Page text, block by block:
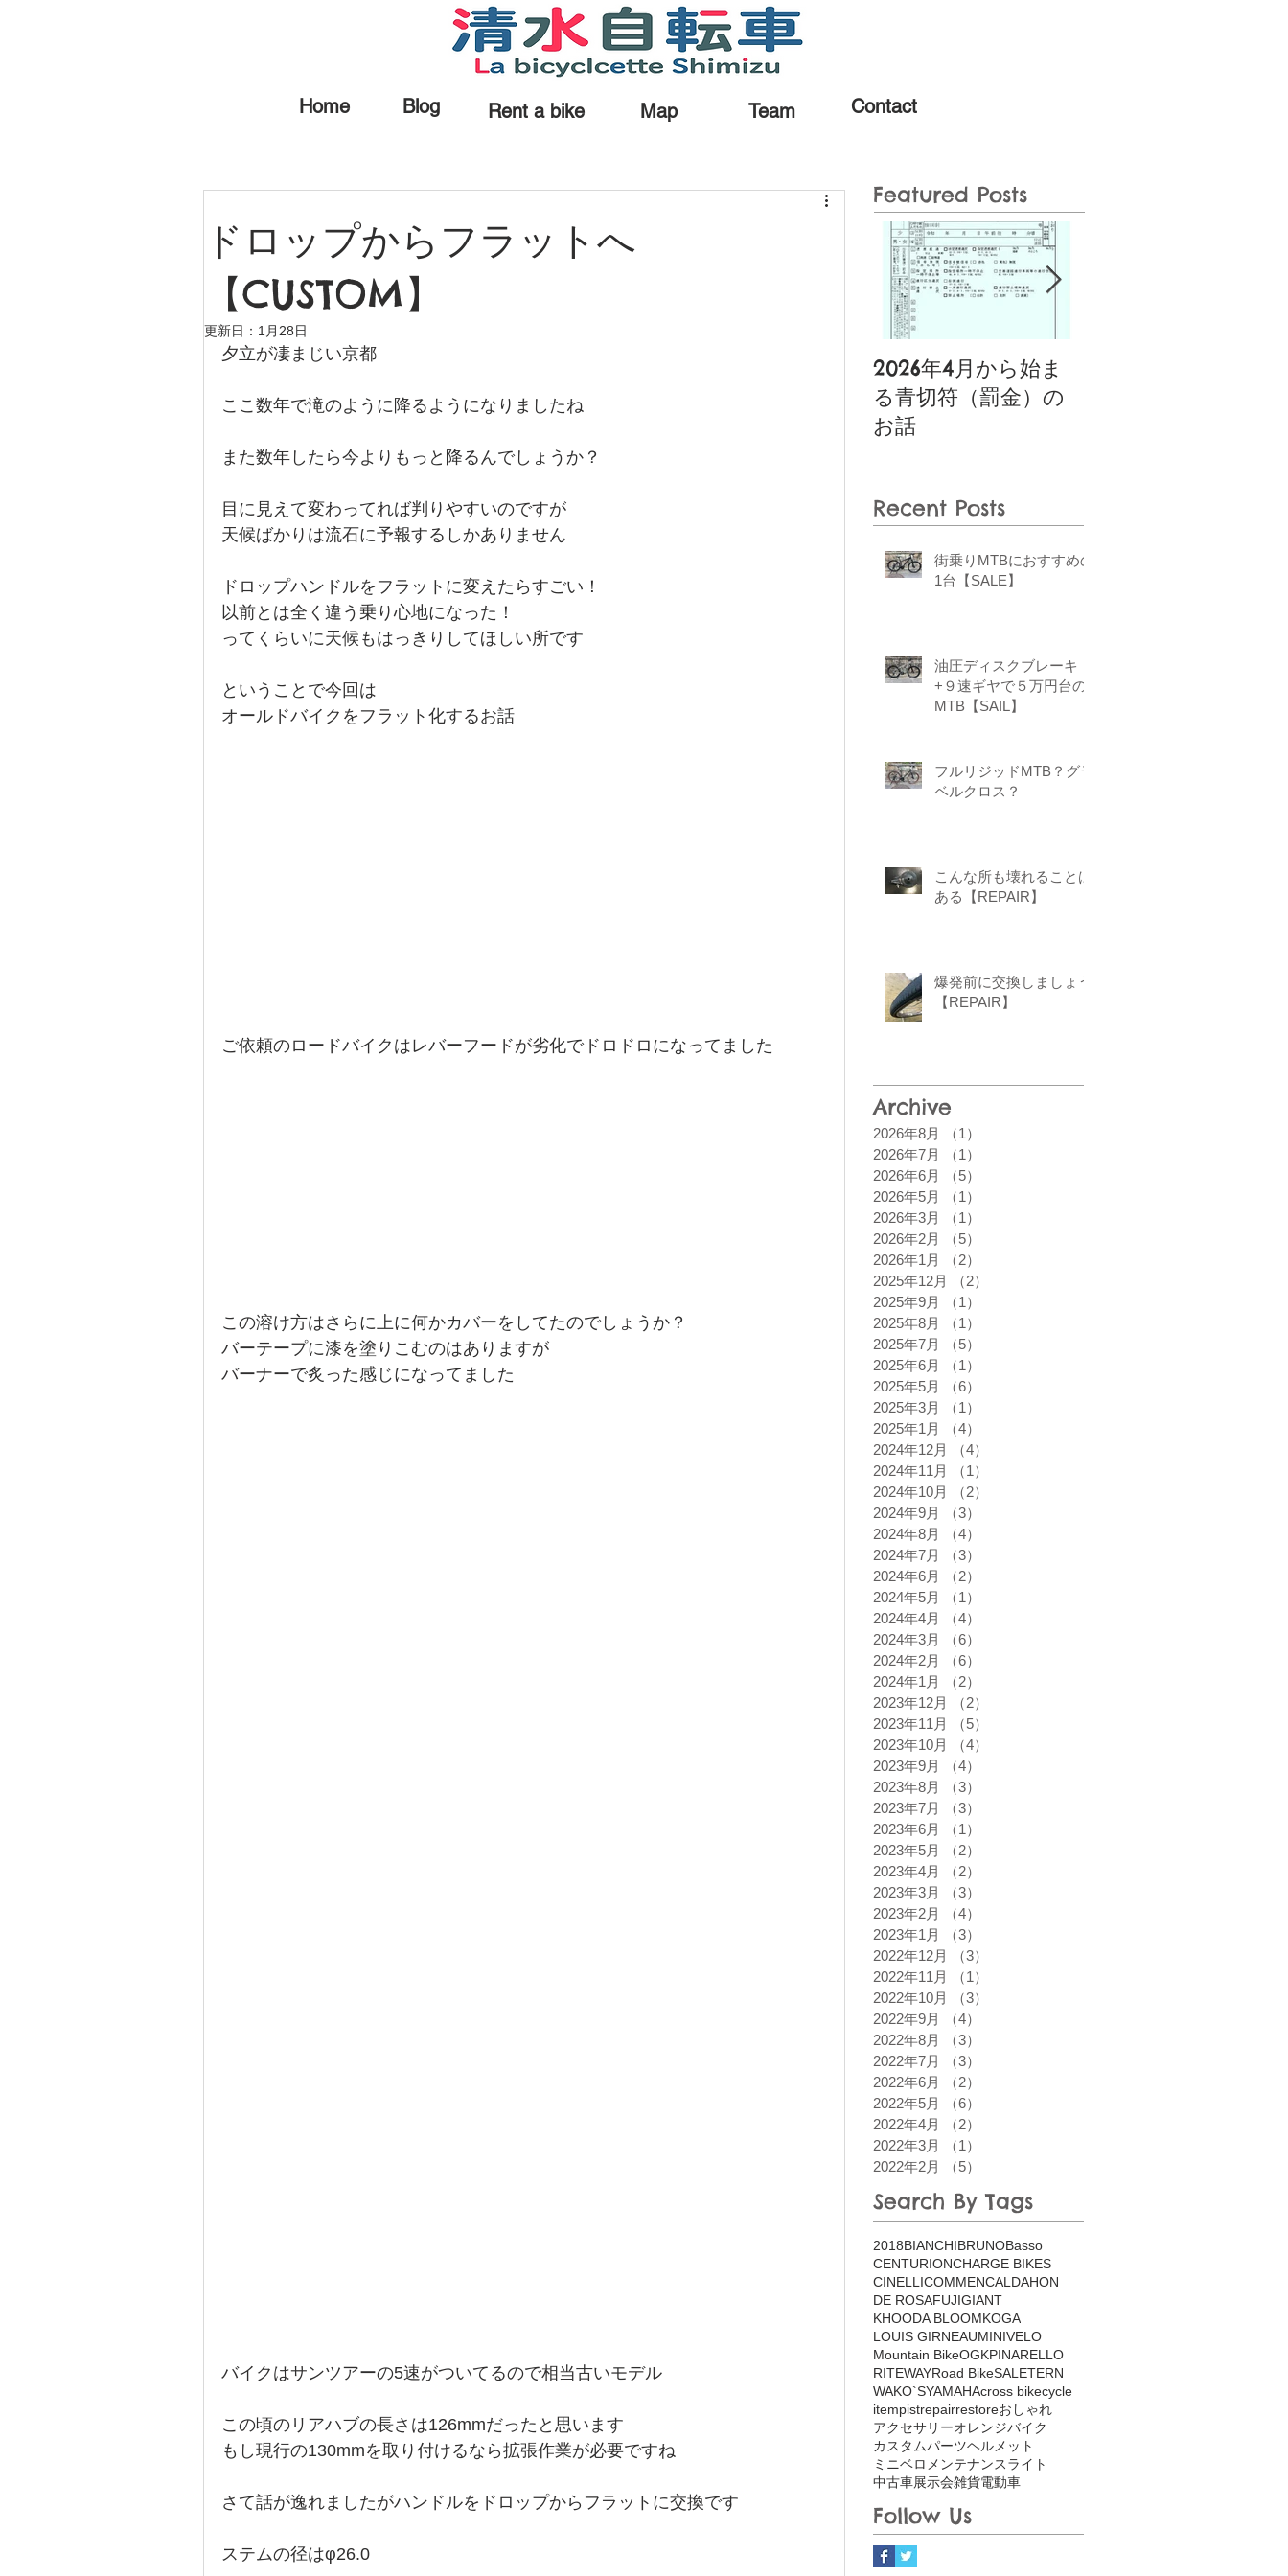
Home Blog Rent a bike Map Team Contact
ドロップからフラットへ
【CUSTOM】
更新日： 1月28日
夕立が凄まじい京都
ここ数年で滝のように降るようになりましたね
また数年したら今よりもっと降るんでしょうか？
目に見えて変わってれば判りやすいのですが
天候ばかりは流石に予報するしかありません
ドロップハンドルをフラットに変えたらすごい！
以前とは全く違う乗り心地になった！
ってくらいに天候もはっきりしてほしい所です
ということで今回は
オールドバイクをフラット化するお話
ご依頼のロードバイクはレバーフードが劣化でドロドロになってました
この溶け方はさらに上に何かカバーをしてたのでしょうか？
バーテープに漆を塗りこむのはありますが
バーナーで炙った感じになってました
バイクはサンツアーの5速がついてるので相当古いモデル
この頃のリアハブの長さは126mmだったと思います
もし現行の130mmを取り付けるなら拡張作業が必要ですね
さて話が逸れましたがハンドルをドロップからフラットに交換です
ステムの径はφ26.0
Featured Posts
2026年4月から始ま
る青切符（罰金）の
お話
Recent Posts
街乗りMTBにおすすめの
1台【SALE】
油圧ディスクブレーキ
+９速ギヤで５万円台の
MTB【SAIL】
フルリジッドMTB？グラ
ベルクロス？
こんな所も壊れることは
ある【REPAIR】
爆発前に交換しましょう
【REPAIR】
Archive
2026年8月 （1）
2026年7月
（1）
2026年6月
（5）
2026年5月
（1）
2026年3月
（1）
2026年2月
（5）
2026年1月
（2）
2025年12月
（2）
2025年9月
（1）
2025年8月
（1）
2025年7月
（5）
2025年6月
（1）
2025年5月
（6）
2025年3月
（1）
2025年1月
（4）
2024年12月
（4）
2024年11月
（1）
2024年10月
（2）
2024年9月
（3）
2024年8月
（4）
2024年7月
（3）
2024年6月
（2）
2024年5月
（1）
2024年4月
（4）
2024年3月
（6）
2024年2月
（6）
2024年1月
（2）
2023年12月
（2）
2023年11月
（5）
2023年10月
（4）
2023年9月
（4）
2023年8月
（3）
2023年7月
（3）
2023年6月
（1）
2023年5月
（2）
2023年4月
（2）
2023年3月
（3）
2023年2月
（4）
2023年1月
（3）
2022年12月
（3）
2022年11月
（1）
2022年10月
（3）
2022年9月
（4）
2022年8月
（3）
2022年7月
（3）
2022年6月
（2）
2022年5月
（6）
2022年4月
（2）
2022年3月
（1）
2022年2月
（5）
Search By Tags
2018BIANCHIBRUNOBasso
CENTURIONCHARGE BIKES
CINELLICOMMENCAL DAHON
DE ROSAFUJIGIANT
KHOODA BLOOMKOGA
LOUIS GIRNEAUMINIVELO
Mountain BikeOGKPINARELLO
RITEWAYRoad BikeSALETERN
WAKO`SYAMAHAcross bikecycle
itempistrepairrestoreおしゃれ
アクセサリーオレンジバイク
カスタムパーツヘルメット
ミニベロ メンテナンスライト
中古車展示会雑貨電動車
Follow Us